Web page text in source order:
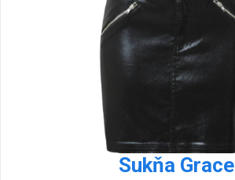
Sukňa Grace